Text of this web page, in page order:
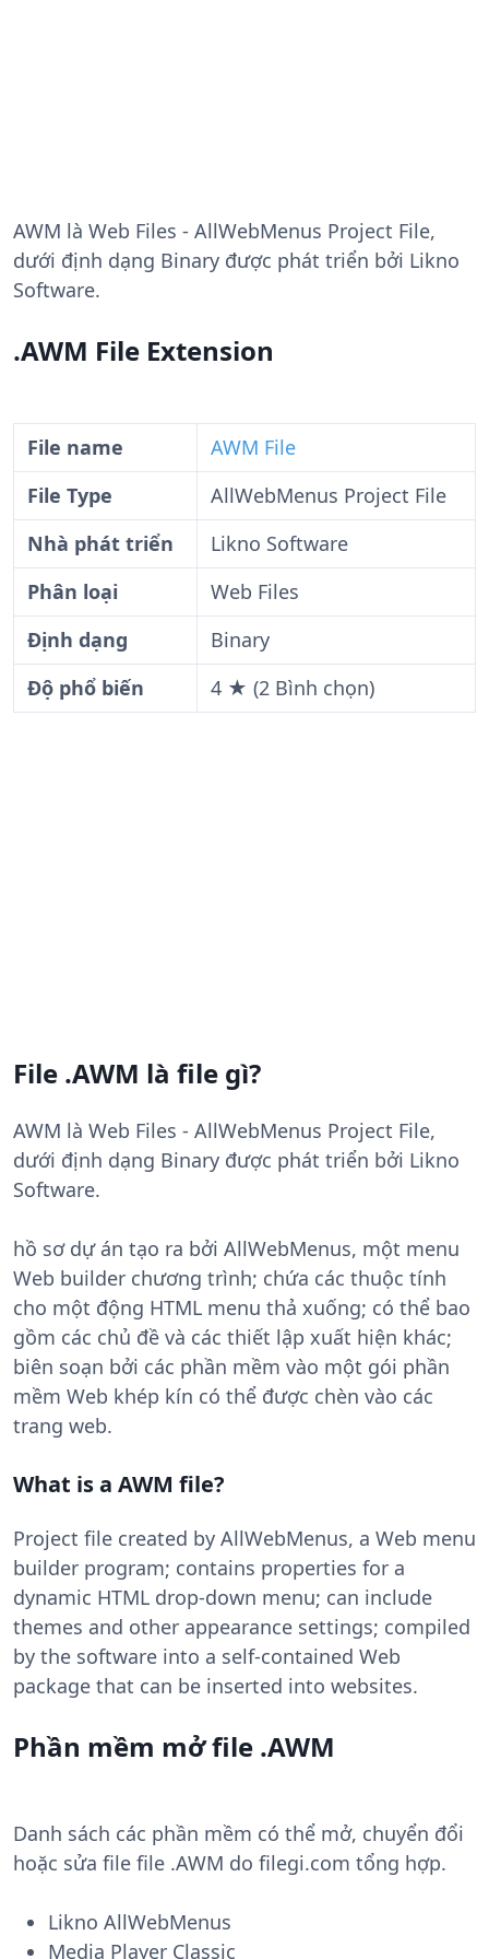
AWM là Web Files - AllWebMenus Project File,
dưới định dạng Binary được phát triển bởi Likno
Software.
.AWM File Extension
File name
AWM File
File Type
AllWebMenus Project File
Nhà phát triển
Likno Software
Phân loại
Web Files
Định dạng
Binary
Độ phổ biến
4 ★ (2 Bình chọn)
File .AWM là file gì?
AWM là Web Files - AllWebMenus Project File,
dưới định dạng Binary được phát triển bởi Likno
Software.
hồ sơ dự án tạo ra bởi AllWebMenus, một menu
Web builder chương trình; chứa các thuộc tính
cho một động HTML menu thả xuống; có thể bao
gồm các chủ đề và các thiết lập xuất hiện khác;
biên soạn bởi các phần mềm vào một gói phần
mềm Web khép kín có thể được chèn vào các
trang web.
What is a AWM file?
Project file created by AllWebMenus, a Web menu
builder program; contains properties for a
dynamic HTML drop-down menu; can include
themes and other appearance settings; compiled
by the software into a self-contained Web
package that can be inserted into websites.
Phần mềm mở file .AWM
Danh sách các phần mềm có thể mở, chuyển đổi
hoặc sửa file file .AWM do filegi.com tổng hợp.
Likno AllWebMenus
Media Player Classic